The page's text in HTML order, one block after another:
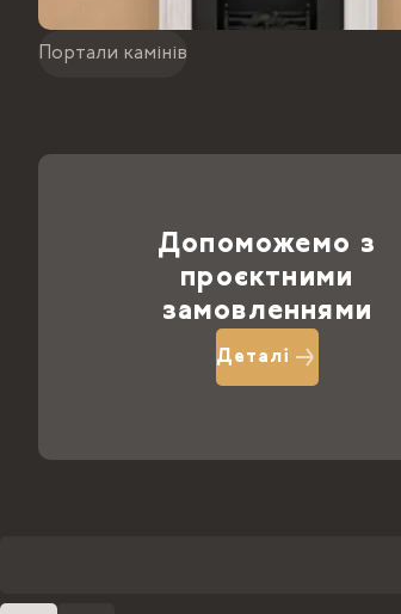
Портали камінів
Допоможемо з
проєктними
замовленнями
Деталі